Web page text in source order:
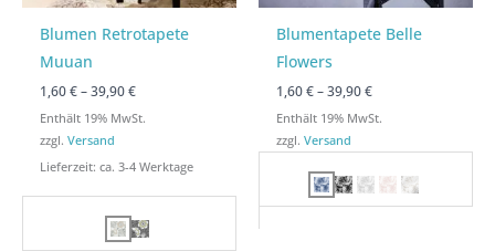
Blumen Retrotapete
Muuan
1,60€ –39,90€
Enthält 19% MwSt.
zzgl.Versand
Lieferzeit: ca. 3-4 Werktage
Blumentapete Belle
Flowers
1,60€ –39,90€
Enthält 19% MwSt.
zzgl.Versand